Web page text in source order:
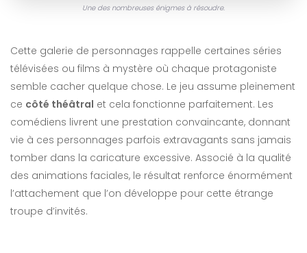
Une des nombreuses énigmes à résoudre.
Cette galerie de personnages rappelle certaines séries
télévisées ou films à mystère où chaque protagoniste
semble cacher quelque chose. Le jeu assume pleinement
ce côté théâtral et cela fonctionne parfaitement. Les
comédiens livrent une prestation convaincante, donnant
vie à ces personnages parfois extravagants sans jamais
tomber dans la caricature excessive. Associé à la qualité
des animations faciales, le résultat renforce énormément
l’attachement que l’on développe pour cette étrange
troupe d’invités.